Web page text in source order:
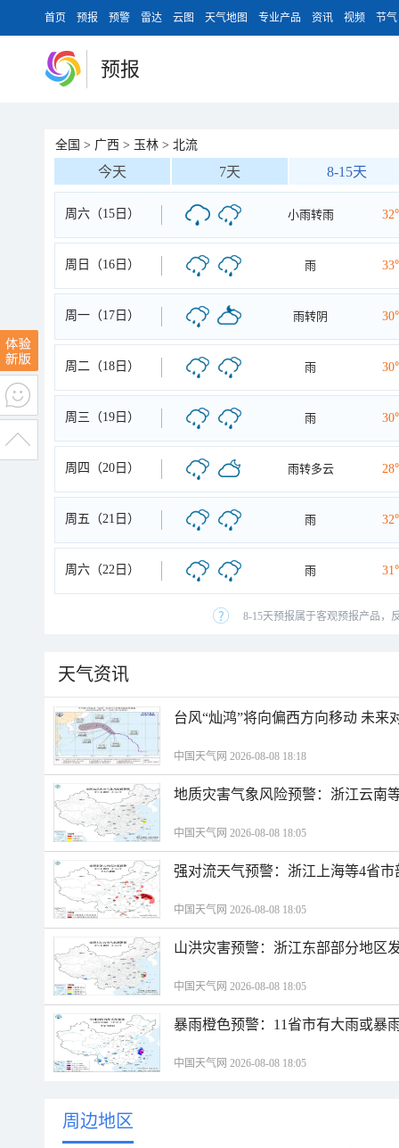
首页 预报 预警 雷达 云图 天气地图 专业产品 资讯 视频 节气
预报
全国 > 广西 > 玉林 > 北流
今天 7天 8-15天
周六（15日） 小雨转雨
周日（16日） 雨
周一（17日） 雨转阴
周二（18日） 雨
周三（19日） 雨
周四（20日） 雨转多云
周五（21日） 雨
周六（22日） 雨
8-15天预报属于客观预报产品，
天气资讯
台风“灿鸿”将向偏西方向移动 未来
中国天气网 2026-08-08 18:18
地质灾害气象风险预警：浙江云南
中国天气网 2026-08-08 18:05
强对流天气预警：浙江上海等4省
中国天气网 2026-08-08 18:05
山洪灾害预警：浙江东部部分地区
中国天气网 2026-08-08 18:05
暴雨橙色预警：11省市有大雨或暴
中国天气网 2026-08-08 18:05
周边地区